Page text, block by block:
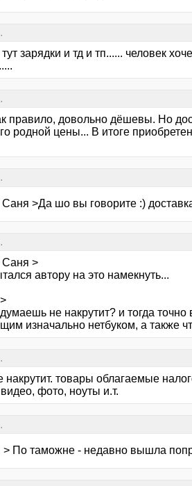
зарядки и тд и тп...... человек
правило, довольно дёшевы. Но
родной цены... В итоге
Саня >Да шо вы говорите :)
Саня >
автору на это намекнуть...
не накрутит? и тогда
изначально нетбуком, а также
товары облагаемые
фото, ноуты и.т.
> По таможне - недавно вышла